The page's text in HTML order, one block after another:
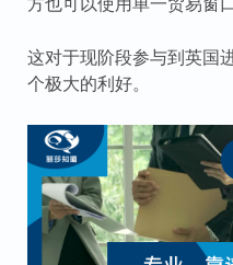
这对于现阶段参与到英国
个极大的利好。